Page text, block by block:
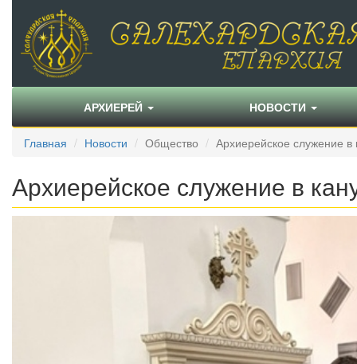
АРХИЕРЕЙ НОВОСТИ
Главная Новости Общество Архиерейское служение
Архиерейское служение в